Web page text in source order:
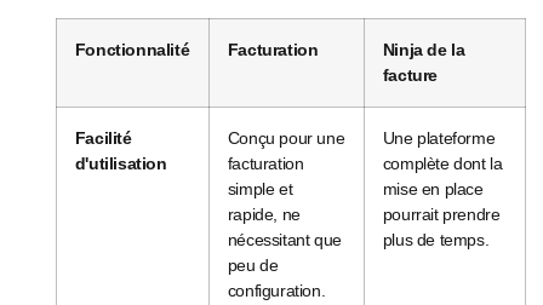
Fonctionnalité Facturation
Ninja de la
facture
Facilité
d'utilisation
Conçu pour une
facturation
simple et
rapide, ne
nécessitant que
peu de
configuration.
Une plateforme
complète dont la
mise en place
pourrait prendre
plus de temps.